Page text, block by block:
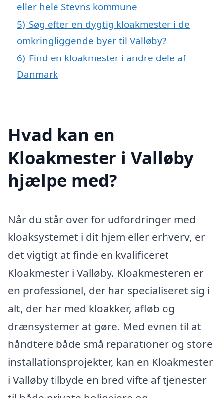
eller hele Stevns kommune
5) Søg efter en dygtig kloakmester i de
omkringliggende byer til Valløby?
6) Find en kloakmester i andre dele af
Danmark
Hvad kan en
Kloakmester i Valløby
hjælpe med?
Når du står over for udfordringer med
kloaksystemet i dit hjem eller erhverv, er
det vigtigt at finde en kvalificeret
Kloakmester i Valløby. Kloakmesteren er
en professionel, der har specialiseret sig i
alt, der har med kloakker, afløb og
drænsystemer at gøre. Med evnen til at
håndtere både små reparationer og store
installationsprojekter, kan en Kloakmester
i Valløby tilbyde en bred vifte af tjenester